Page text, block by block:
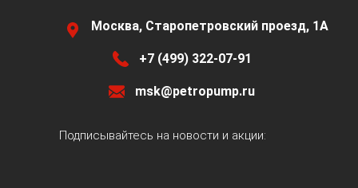
Москва, Старопетровский проезд, 1А
+7 (499) 322-07-91
msk@petropump.ru
Подписывайтесь на новости и акции: